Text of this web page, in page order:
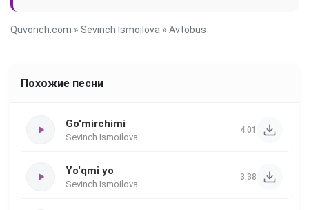
Quvonch.com » Sevinch Ismoilova » Avtobus
Похожие песни
Go'mirchimi
Sevinch Ismoilova
4:01
Yo'qmi yo
Sevinch Ismoilova
3:38